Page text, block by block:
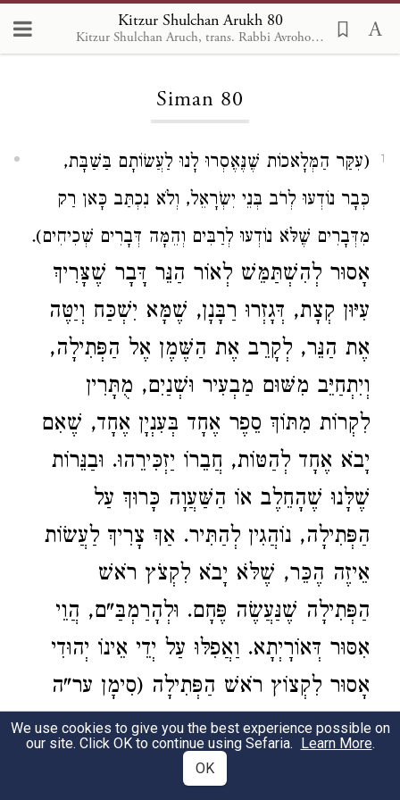
Kitzur Shulchan Arukh 80
Kitzur Shulchan Aruch, trans. Rabbi Avrohom Davis, Metsudah Pub., 1996
Loading...
Siman 80
1
(עִקַּר הַמְּלָאכוֹת שֶׁנֶּאֶסְרוּ לָנוּ לַעֲשׂוֹתָם בַּשַׁבָּת,
כְּבָר נוֹדְעוּ לְרֹב בְּנֵי יִשְֹרָאֵל, וְלֹא נִכְתַּב כָּאן רַק
מִדְּבָרִים שֶׁלֹּא נוֹדְעוּ לְרַבִּים וְהֵמָּה דְּבָרִים שְׁכִיחִים).
אָסוּר לְהִשְׁתַּמֵּשׁ לְאוֹר הַנֵּר דָּבָר שֶׁצָּרִיךְ
עִיּוּן קְצָת, דְּגָזְרוּ רַבָּנָן, שֶׁמָּא יִשְׁכַּח וְיַטֶּה
אֶת הַנֵּר, לְקָרֵב אֶת הַשֶּׁמֶן אֶל הַפְּתִילָה,
וְיִתְחַיֵּב מִשּׁוּם מַבְעִיר וּשְׁנַיִם, מֻתָּרִין
לִקְרוֹת מִתּוֹךְ סֵפֶר אֶחָד בְּעִנְיָן אֶחָד, שֶׁאִם
יָבֹא אֶחָד לְהַטּוֹת, חֲבֵרוֹ יַזְכִּירֵהוּ. וּבַנֵּרוֹת
שֶׁלָּנוּ שֶׁהָחֵלֶב אוֹ הַשַּׁעֲוָה כָּרוּךְ עַל
הַפְּתִילָה, נוֹהֲגִין לְהַתִּיר. אַךְ צָרִיךְ לַעֲשׂוֹת
אֵיזֶה הֶכֵּר, שֶׁלֹּא יָבֹא לִקְצֹץ רֹאשׁ
הַפְּתִילָה שֶׁנַּעֲשֶׂה פֶּחָם. וּלְהָרַמְבַּ"ם, הֲוֵי
אִסּוּר דְּאוֹרָיְתָא. וַאֲפִלּוּ עַל יְדֵי אֵינוֹ יְהוּדִי
אָסוּר לִקְצוֹץ רֹאשׁ הַפְּתִילָה (סִימָן ער"ה
רע"ח).
which we are forbidden to do
We use cookies to give you the best experience possible on
our site. Click OK to continue using Sefaria. Learn More.
OK